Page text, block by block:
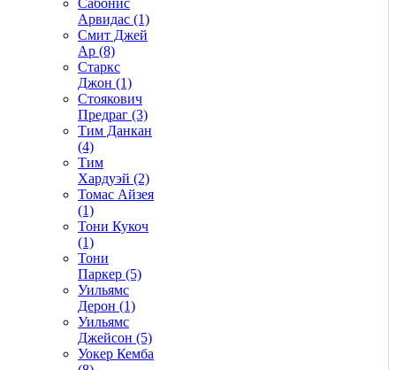
Арвидас (1)
Смит Джей
Ар (8)
Старкс
Джон (1)
Стоякович
Предраг (3)
Тим Данкан
(4)
Тим
Хардуэй (2)
Томас Айзея
(1)
Тони Кукоч
(1)
Тони
Паркер (5)
Уильямс
Дерон (1)
Уильямс
Джейсон (5)
Уокер Кемба